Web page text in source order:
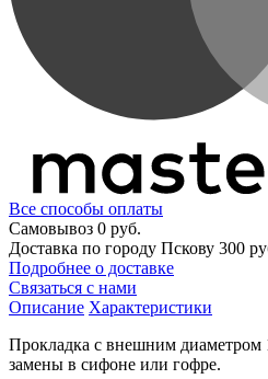
Все способы оплаты
Самовывоз 0 руб.
Доставка по городу Пскову 300
Подробнее о доставке
Связаться с нами
Описание Характеристики
Прокладка с внешним диаметром
замены в сифоне или гофре.